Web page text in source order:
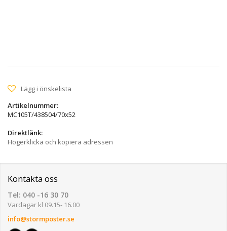
Lägg i önskelista
Artikelnummer:
MC105T/438504/70x52
Direktlänk:
Högerklicka och kopiera adressen
Kontakta oss
Tel: 040 -16 30 70
Vardagar kl 09.15- 16.00
info@stormposter.se